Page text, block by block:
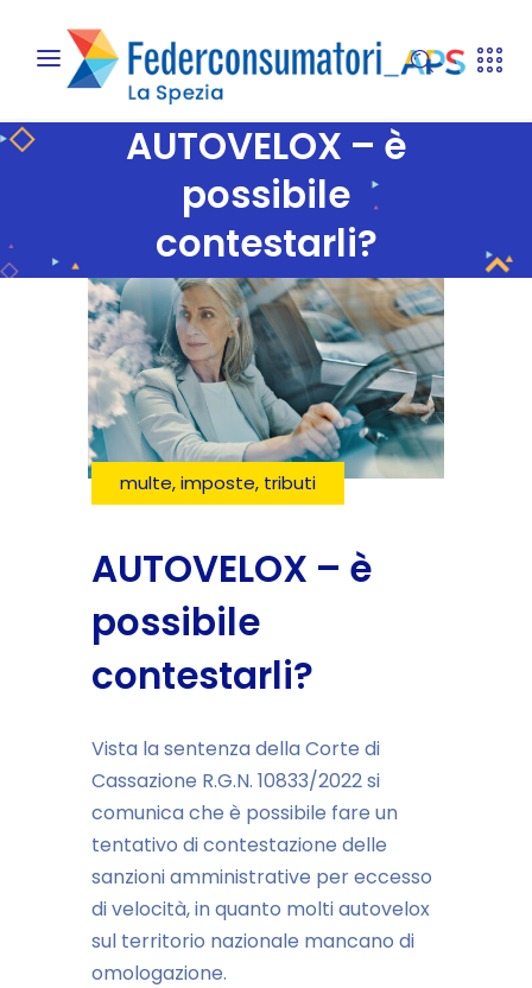
AUTOVELOX – è
possibile
contestarli?
multe, imposte, tributi
AUTOVELOX – è
possibile
contestarli?
Vista la sentenza della Corte di
Cassazione R.G.N. 10833/2022 si
comunica che è possibile fare un
tentativo di contestazione delle
sanzioni amministrative per eccesso
di velocità, in quanto molti autovelox
sul territorio nazionale mancano di
omologazione.